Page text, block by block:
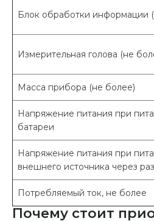
Блок обработки информации
Измерительная голова (не
Масса прибора (не более)
Напряжение питания при
батареи
Напряжение питания при
внешнего источника через
Потребляемый ток, не более
Почему стоит